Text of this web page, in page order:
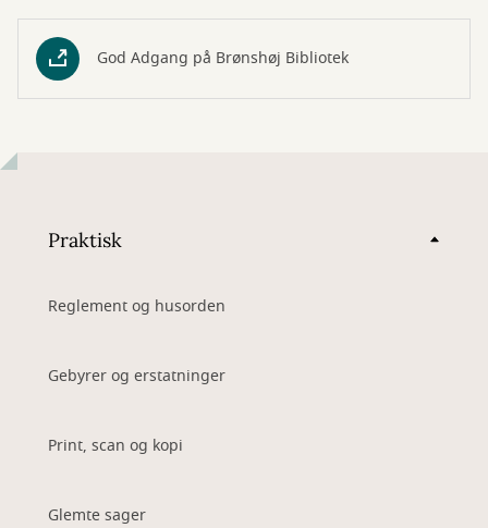
God Adgang på Brønshøj Bibliotek
Praktisk
Reglement og husorden
Gebyrer og erstatninger
Print, scan og kopi
Glemte sager